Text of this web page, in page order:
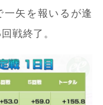
一矢を報いるが逢
戦終了。